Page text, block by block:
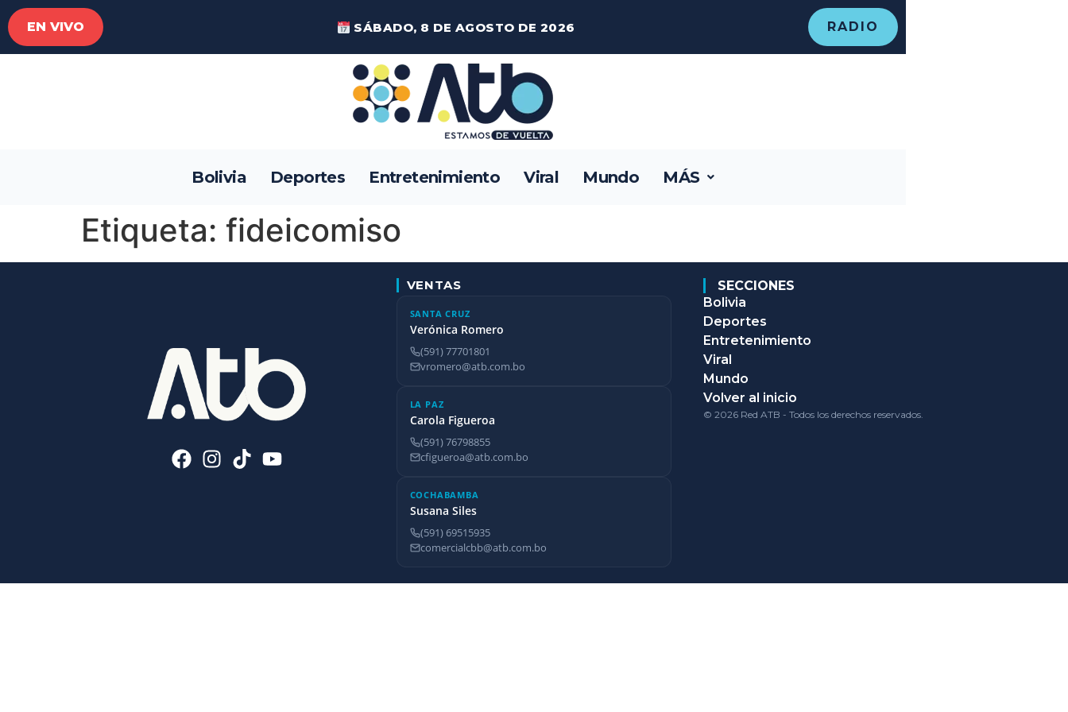
EN VIVO SÁBADO, 8 DE AGOSTO DE 2026 RADIO
Bolivia Deportes Entretenimiento Viral Mundo MÁS
Etiqueta: fideicomiso
VENTAS
SANTA CRUZ
Verónica Romero
(591) 77701801
vromero@atb.com.bo
LA PAZ
Carola Figueroa
(591) 76798855
cfigueroa@atb.com.bo
COCHABAMBA
Susana Siles
(591) 69515935
comercialcbb@atb.com.bo
SECCIONES
Bolivia
Deportes
Entretenimiento
Viral
Mundo
Volver al inicio
© 2026 Red ATB - Todos los derechos reservados.